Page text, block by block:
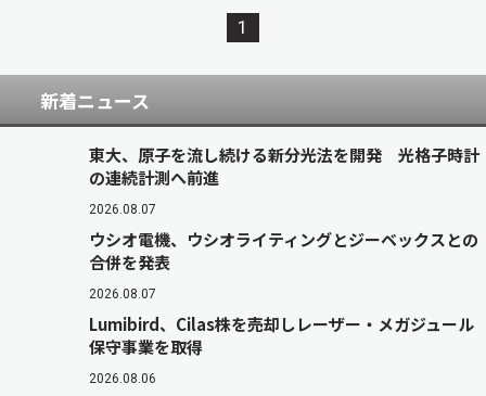
1
新着ニュース
東大、原子を流し続ける新分光法を開発 光格子時計
の連続計測へ前進
2026.08.07
ウシオ電機、ウシオライティングとジーベックスとの
合併を発表
2026.08.07
Lumibird、Cilas株を売却しレーザー・メガジュール
保守事業を取得
2026.08.06